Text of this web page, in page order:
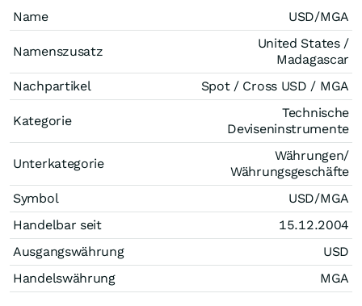
Name USD/MGA
Namenszusatz
United States /
Madagascar
Nachpartikel
Spot / Cross USD / MGA
Kategorie
Technische
Deviseninstrumente
Unterkategorie
Währungen/
Währungsgeschäfte
Symbol
USD/MGA
Handelbar seit
15.12.2004
Ausgangswährung
USD
Handelswährung
MGA